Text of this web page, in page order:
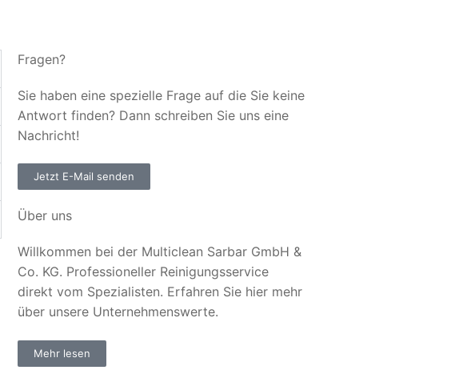
Fragen?
Sie haben eine spezielle Frage auf die Sie keine
Antwort finden? Dann schreiben Sie uns eine
Nachricht!
Jetzt E-Mail senden
Über uns
Willkommen bei der Multiclean Sarbar GmbH &
Co. KG. Professioneller Reinigungsservice
direkt vom Spezialisten. Erfahren Sie hier mehr
über unsere Unternehmenswerte.
Mehr lesen